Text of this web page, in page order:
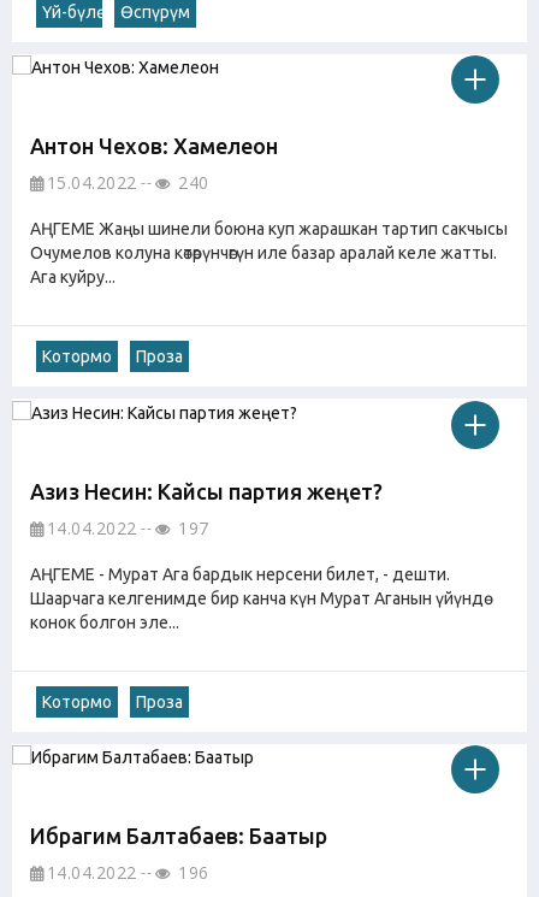
Үй-бүлө Өспүрүм
Антон Чехов: Хамелеон
15.04.2022 240
АҢГЕМЕ Жаңы шинели боюна куп жарашкан тартип сакчысы
Очумелов колуна көтөрүнчөгүн иле базар аралай келе жатты.
Ага куйру...
Котормо Проза
Азиз Несин: Кайсы партия жеңет?
14.04.2022 197
АҢГЕМЕ - Мурат Ага бардык нерсени билет, - дешти.
Шаарчага келгенимде бир канча күн Мурат Аганын үйүндө
конок болгон эле...
Котормо Проза
Ибрагим Балтабаев: Баатыр
14.04.2022 196